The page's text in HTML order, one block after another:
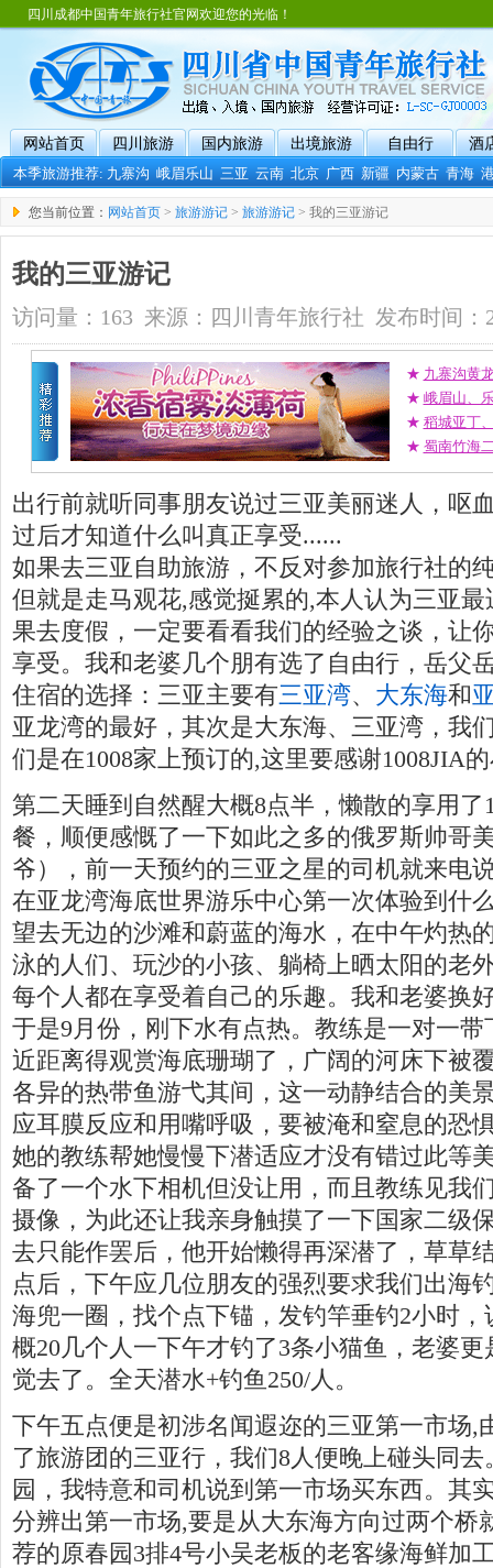
四川成都中国青年旅行社官网欢迎您的光临！
网站首页 四川旅游 国内旅游 出境旅游 自由行
酒
本季旅游推荐:九寨沟 峨眉乐山 三亚 云南 北京 广西 新疆 内蒙古 青海
您当前位置： 网站首页 > 旅游游记 > 旅游游记 > 我的三亚游记
我的三亚游记
访问量：163 来源：四川青年旅行社 发布时间：
★ 九寨沟黄
★ 峨眉山、
★ 稻城亚丁
★ 蜀南竹海
出行前就听同事朋友说过三亚美丽迷人，呕
过后才知道什么叫真正享受......
如果去三亚自助旅游，不反对参加旅行社的
但就是走马观花,感觉挻累的,本人认为三亚
果去度假，一定要看看我们的经验之谈，让
享受。我和老婆几个朋有选了自由行，岳父
住宿的选择：三亚主要有三亚湾、 大东海和
亚龙湾的最好，其次是大东海、三亚湾，我
们是在1008家上预订的,这里要感谢1008JIA
第二天睡到自然醒大概8点半，懒散的享用
餐，顺便感慨了一下如此之多的俄罗斯帅哥
爷），前一天预约的三亚之星的司机就来电
在亚龙湾海底世界游乐中心第一次体验到什
望去无边的沙滩和蔚蓝的海水，在中午灼热
泳的人们、玩沙的小孩、躺椅上晒太阳的老
每个人都在享受着自己的乐趣。我和老婆换
于是9月份，刚下水有点热。教练是一对一
近距离得观赏海底珊瑚了，广阔的河床下被
各异的热带鱼游弋其间，这一动静结合的美
应耳膜反应和用嘴呼吸，要被淹和窒息的恐
她的教练帮她慢慢下潜适应才没有错过此等
备了一个水下相机但没让用，而且教练见我
摄像，为此还让我亲身触摸了一下国家二级
去只能作罢后，他开始懒得再深潜了，草草
点后，下午应几位朋友的强烈要求我们出海
海兜一圈，找个点下锚，发钓竿垂钓2小时
概20几个人一下午才钓了3条小猫鱼，老婆
觉去了。全天潜水+钓鱼250/人。
下午五点便是初涉名闻遐迩的三亚第一市场,
了旅游团的三亚行，我们8人便晚上碰头同
园，我特意和司机说到第一市场买东西。其
分辨出第一市场,要是从大东海方向过两个桥
荐的原春园3排4号小吴老板的老客缘海鲜加